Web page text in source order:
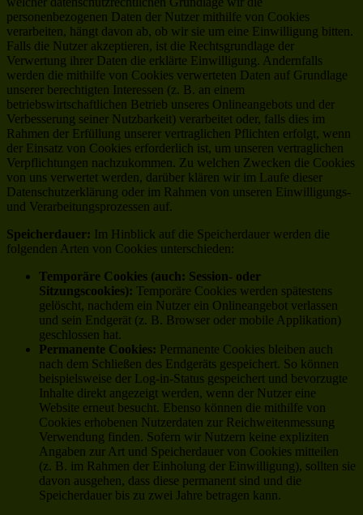
personenbezogenen Daten der Nutzer mithilfe von Cookies
verarbeiten, hängt davon ab, ob wir sie um eine Einwilligung bitten.
Falls die Nutzer akzeptieren, ist die Rechtsgrundlage der
Verwertung ihrer Daten die erklärte Einwilligung. Andernfalls
werden die mithilfe von Cookies verwerteten Daten auf Grundlage
unserer berechtigten Interessen (z. B. an einem
betriebswirtschaftlichen Betrieb unseres Onlineangebots und der
Verbesserung seiner Nutzbarkeit) verarbeitet oder, falls dies im
Rahmen der Erfüllung unserer vertraglichen Pflichten erfolgt, wenn
der Einsatz von Cookies erforderlich ist, um unseren vertraglichen
Verpflichtungen nachzukommen. Zu welchen Zwecken die Cookies
von uns verwertet werden, darüber klären wir im Laufe dieser
Datenschutzerklärung oder im Rahmen von unseren Einwilligungs-
und Verarbeitungsprozessen auf.
Speicherdauer: Im Hinblick auf die Speicherdauer werden die
folgenden Arten von Cookies unterschieden:
Temporäre Cookies (auch: Session- oder
Sitzungscookies): Temporäre Cookies werden spätestens
gelöscht, nachdem ein Nutzer ein Onlineangebot verlassen
und sein Endgerät (z. B. Browser oder mobile Applikation)
geschlossen hat.
Permanente Cookies: Permanente Cookies bleiben auch
nach dem Schließen des Endgeräts gespeichert. So können
beispielsweise der Log-in-Status gespeichert und bevorzugte
Inhalte direkt angezeigt werden, wenn der Nutzer eine
Website erneut besucht. Ebenso können die mithilfe von
Cookies erhobenen Nutzerdaten zur Reichweitenmessung
Verwendung finden. Sofern wir Nutzern keine expliziten
Angaben zur Art und Speicherdauer von Cookies mitteilen
(z. B. im Rahmen der Einholung der Einwilligung), sollten sie
davon ausgehen, dass diese permanent sind und die
Speicherdauer bis zu zwei Jahre betragen kann.